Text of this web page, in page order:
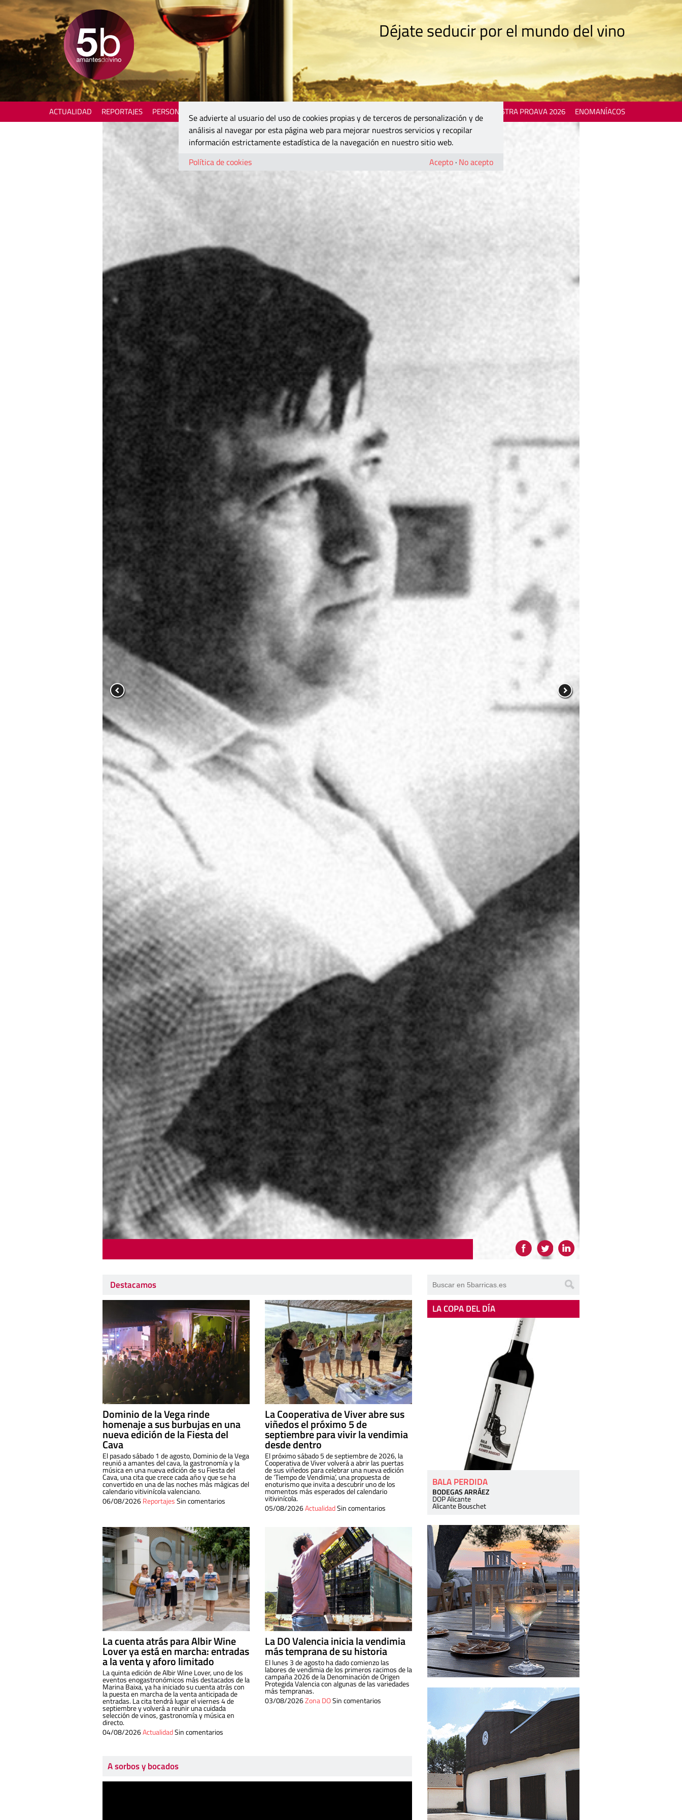
Déjate seducir por el mundo del vino
ACTUALIDAD REPORTAJES PERSONAJES MOSTRA PROAVA 2026 ENOMANÍACOS
Destacamos
Dominio de la Vega rinde
homenaje a sus burbujas en una
nueva edición de la Fiesta del
Cava
El pasado sábado 1 de agosto, Dominio de la Vega
reunió a amantes del cava, la gastronomía y la
música en una nueva edición de su Fiesta del
Cava, una cita que crece cada año y que se ha
convertido en una de las noches más mágicas del
calendario vitivinícola valenciano.
06/08/2026ReportajesSin comentarios
La Cooperativa de Viver abre sus
viñedos el próximo 5 de
septiembre para vivir la vendimia
desde dentro
El próximo sábado 5 de septiembre de 2026, la
Cooperativa de Viver volverá a abrir las puertas
de sus viñedos para celebrar una nueva edición
de ‘Tiempo de Vendimia’, una propuesta de
enoturismo que invita a descubrir uno de los
momentos más esperados del calendario
vitivinícola.
05/08/2026ActualidadSin comentarios
La cuenta atrás para Albir Wine
Lover ya está en marcha: entradas
a la venta y aforo limitado
La quinta edición de Albir Wine Lover, uno de los
eventos enogastronómicos más destacados de la
Marina Baixa, ya ha iniciado su cuenta atrás con
la puesta en marcha de la venta anticipada de
entradas. La cita tendrá lugar el viernes 4 de
septiembre y volverá a reunir una cuidada
selección de vinos, gastronomía y música en
directo.
04/08/2026ActualidadSin comentarios
La DO Valencia inicia la vendimia
más temprana de su historia
El lunes 3 de agosto ha dado comienzo las
labores de vendimia de los primeros racimos de la
campaña 2026 de la Denominación de Origen
Protegida Valencia con algunas de las variedades
más tempranas.
03/08/2026Zona DOSin comentarios
A sorbos y bocados
LA COPA DEL DÍA
BALA PERDIDA
BODEGAS ARRÁEZ
DOP Alicante
Alicante Bouschet
Se advierte al usuario del uso de cookies propias y de terceros de personalización y de
análisis al navegar por esta página web para mejorar nuestros servicios y recopilar
información estrictamente estadística de la navegación en nuestro sitio web.
Política de cookies
Acepto · No acepto